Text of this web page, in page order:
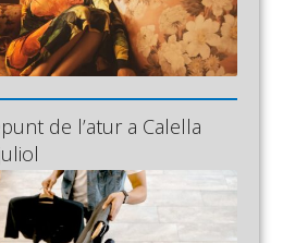
de l’atur a Calella